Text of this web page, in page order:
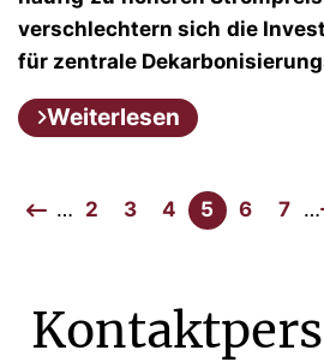
verschlechtern sich die
für zentrale
Weiterlesen
… 2 3 4 5 6 7 …